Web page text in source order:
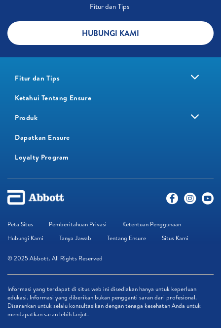
Fitur dan Tips ​
HUBUNGI KAMI
Fitur dan Tips
Ketahui Tentang Ensure
Produk
Dapatkan Ensure
Loyalty Program​
Peta Situs Pemberitahuan Privasi
Ketentuan Penggunaan
Hubungi Kami
Tanya Jawab Tentang Ensure Situs Kami
© 2025 Abbott. All Rights Reserved
Informasi yang terdapat di situs web ini disediakan hanya untuk keperluan
edukasi. Informasi yang diberikan bukan pengganti saran dari profesional.
Disarankan untuk selalu konsultasikan dengan tenaga kesehatan Anda untuk
mendapatkan saran lebih lanjut.